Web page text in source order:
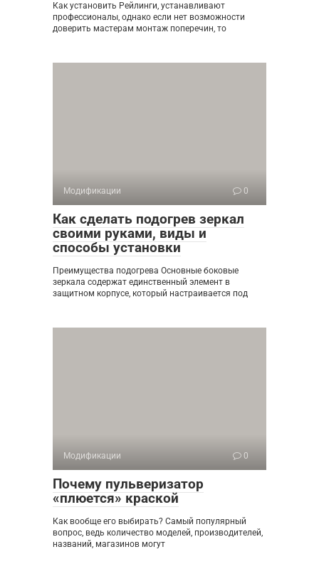
Как установить Рейлинги, устанавливают
профессионалы, однако если нет возможности
доверить мастерам монтаж поперечин, то
Модификации 0
Как сделать подогрев зеркал
своими руками, виды и
способы установки
Преимущества подогрева Основные боковые
зеркала содержат единственный элемент в
защитном корпусе, который настраивается под
Модификации 0
Почему пульверизатор
«плюется» краской
Как вообще его выбирать? Самый популярный
вопрос, ведь количество моделей, производителей,
названий, магазинов могут